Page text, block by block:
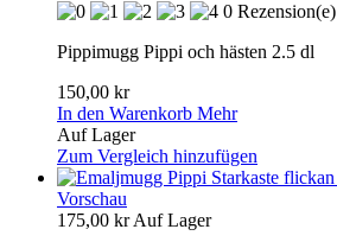
0 Rezension(e)
Pippimugg Pippi och hästen 2.5 dl
150,00 kr
In den Warenkorb Mehr
Auf Lager
Zum Vergleich hinzufügen
Vorschau
175,00 krAuf Lager